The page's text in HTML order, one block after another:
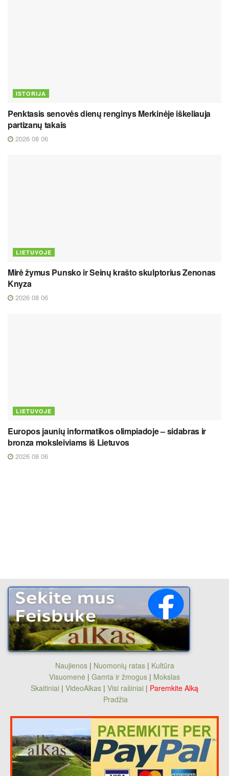
ISTORIJA
Penktasis senovės dienų renginys Merkinėje iškeliauja
partizanų takais
2026 08 06
LIETUVOJE
Mirė žymus Punsko ir Seinų krašto skulptorius Zenonas
Knyza
2026 08 06
LIETUVOJE
Europos jaunių informatikos olimpiadoje – sidabras ir
bronza moksleiviams iš Lietuvos
2026 08 06
Naujienos| Nuomonių ratas| Kultūra
Visuomenė | Gamta ir žmogus | Mokslas
Skaitiniai | VideoAlkas | Visi rašiniai | Paremkite Alką
Pradžia